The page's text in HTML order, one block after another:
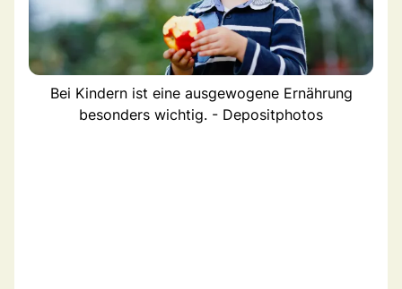
Bei Kindern ist eine ausgewogene Ernährung
besonders wichtig. - Depositphotos